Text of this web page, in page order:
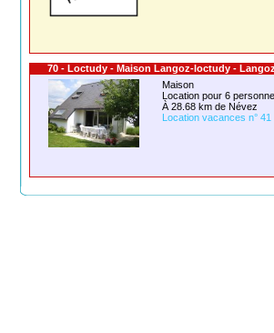
70 - Loctudy - Maison Langoz-loctudy -
Maison
Location pour 6
À 28.68 km de Névez
Location vacances n° 41